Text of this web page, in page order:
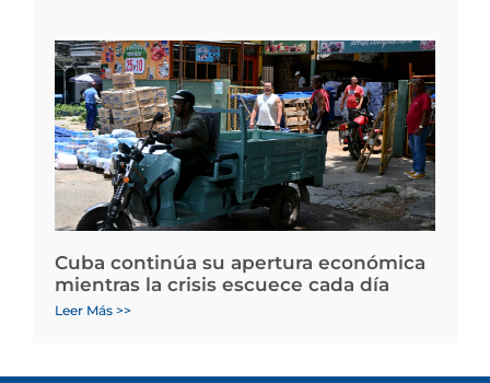
Cuba continúa su apertura económica
mientras la crisis escuece cada día
Leer Más >>